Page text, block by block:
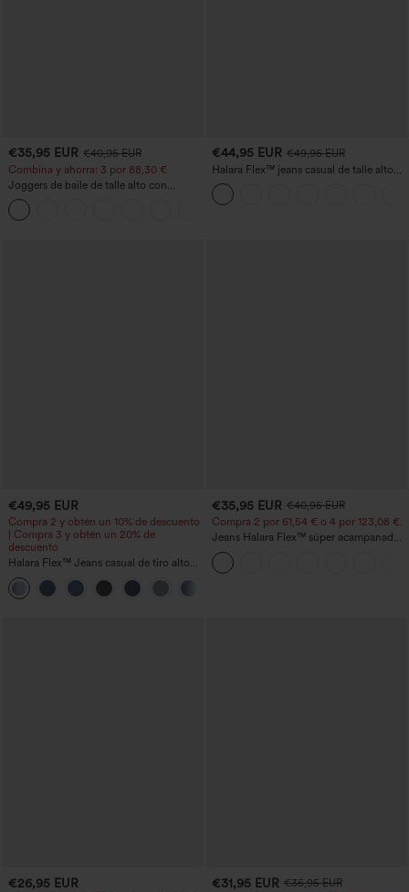
€35,95 EUR €40,95 EUR
Combina y ahorra: 3 por 88,30 €
Joggers de baile de talle alto con
cordón, fruncidos, corte cónico, secado
rápido, tacto fresco y bolsillos - UPF40+
€44,95 EUR €49,95 EUR
Halara Flex™ jeans casual de talle alto
con bolsillos, pierna recta y lavados
€49,95 EUR
Compra 2 y obtén un 10% de descuento
| Compra 3 y obtén un 20% de
descuento
Halara Flex™ Jeans casual de tiro alto
con control abdominal, pernera ancha y
bolsillos
€35,95 EUR €40,95 EUR
Compra 2 por 61,54 € o 4 por 123,08 €.
Jeans Halara Flex™ súper acampanado
elástico lavado bolsillo cruzado tiro alto
€26,95 EUR €31,95 EUR €35,95 EUR